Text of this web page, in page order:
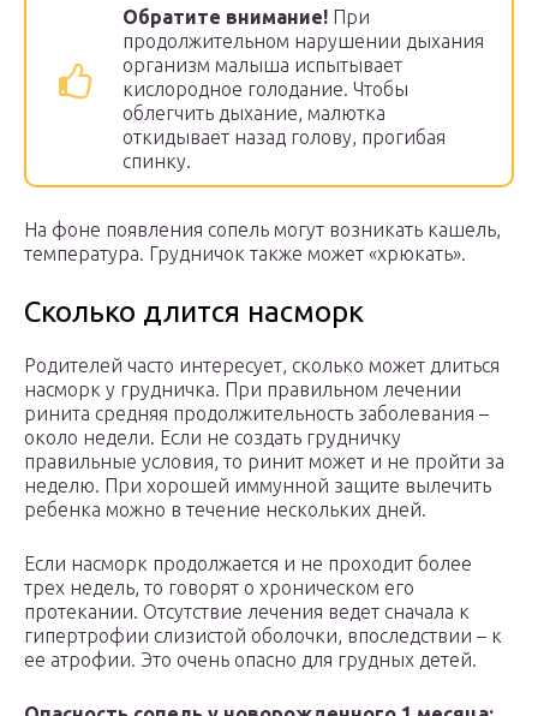
Обратите внимание! При
продолжительном нарушении дыхания
организм малыша испытывает
кислородное голодание. Чтобы
облегчить дыхание, малютка
откидывает назад голову, прогибая
спинку.
На фоне появления сопель могут возникать кашель,
температура. Грудничок также может «хрюкать».
Сколько длится насморк
Родителей часто интересует, сколько может длиться
насморк у грудничка. При правильном лечении
ринита средняя продолжительность заболевания –
около недели. Если не создать грудничку
правильные условия, то ринит может и не пройти за
неделю. При хорошей иммунной защите вылечить
ребенка можно в течение нескольких дней.
Если насморк продолжается и не проходит более
трех недель, то говорят о хроническом его
протекании. Отсутствие лечения ведет сначала к
гипертрофии слизистой оболочки, впоследствии – к
ее атрофии. Это очень опасно для грудных детей.